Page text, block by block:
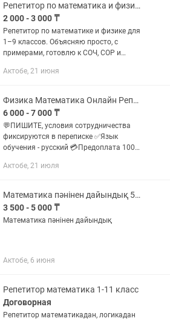
Репетитор по математика и физике
2 000 - 3 000 ₸
Репетитор по математике и физике для
1–9 классов. Объясняю просто, с
примерами, готовлю к СОЧ, СОР и
SAT Math 760/800. Индивидуальный
Актобе, 21 июня
Физика Математика Онлайн Репетитор
6 000 - 7 000 ₸
💬ПИШИТЕ, условия сотрудничества
фиксируются в переписке ✅Язык
обучения - русский 💳Предоплата 100%
(2011), красный диплом (2015), степень
Актобе, 21 июля
Математика пәнінен дайындық 5-11
3 500 - 5 000 ₸
Математика пәнінен дайындық
Актобе, 6 июня
Репетитор математика 1-11 класс
Договорная
Репетитор математикадан, логикадан